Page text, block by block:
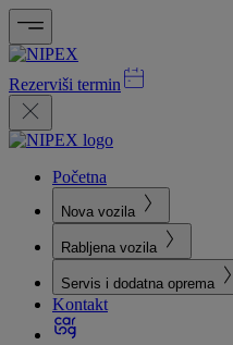
Rezerviši termin
Početna
Nova vozila
Rabljena vozila
Servis i dodatna oprema
Kontakt